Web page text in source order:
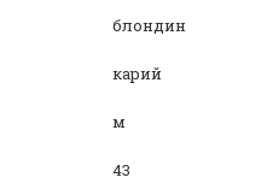
блондин
карий
м
43